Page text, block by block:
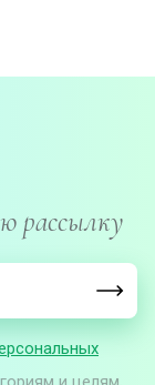
рассылку